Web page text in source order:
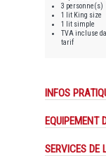
3 personne(s)
1 lit King size
1 lit simple
TVA incluse
tarif
INFOS
EQUIPEMENT
SERVICES DE